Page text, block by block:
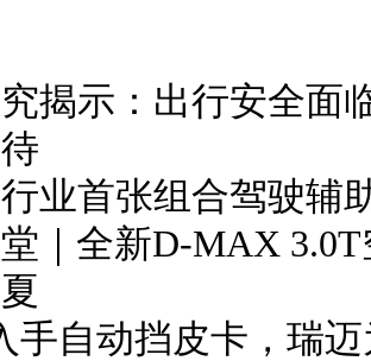
揭示：出行安全面
业首张组合驾驶辅
｜全新D-MAX
手自动挡皮卡，瑞